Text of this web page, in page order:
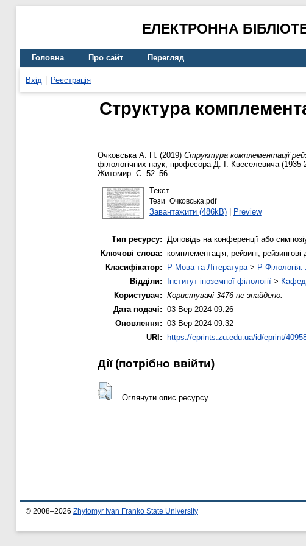
ЕЛЕКТРОННА
Головна Про сайт Перегляд
Вхід Реєстрація
Структура
Очковська А. П. (2019) Структура комплементації
філологічних наук, професора Д. І. Квеселевича
Житомир. С. 52–56.
Текст
Тези_Очковська.pdf
Завантажити (486kB)| Preview
Тип ресурсу: Доповідь на конференції або
Ключові слова: комплементація, рейзинг,
Класифікатор:
P Мова та Література> P Філологія.
Відділи:
Інститут іноземної філології >
Користувач: Користувачі 3476 не знайдено.
Дата подачі: 03 Вер 2024 09:26
Оновлення: 03 Вер 2024 09:32
URI:
https://eprints.zu.edu.ua/id/eprint/
Дії ​​(потрібно ввійти)
Оглянути опис ресурсу
© 2008–2026 Zhytomyr Ivan Franko State University